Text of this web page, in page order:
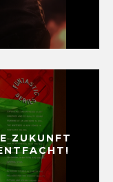
ZUKUNFT